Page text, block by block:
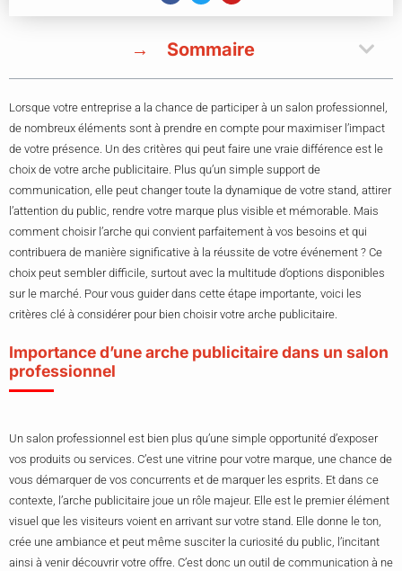
Sommaire
Lorsque votre entreprise a la chance de participer à un salon professionnel,
de nombreux éléments sont à prendre en compte pour maximiser l’impact
de votre présence. Un des critères qui peut faire une vraie différence est le
choix de votre arche publicitaire. Plus qu’un simple support de
communication, elle peut changer toute la dynamique de votre stand, attirer
l’attention du public, rendre votre marque plus visible et mémorable. Mais
comment choisir l’arche qui convient parfaitement à vos besoins et qui
contribuera de manière significative à la réussite de votre événement ? Ce
choix peut sembler difficile, surtout avec la multitude d’options disponibles
sur le marché. Pour vous guider dans cette étape importante, voici les
critères clé à considérer pour bien choisir votre arche publicitaire.
Importance d’une arche publicitaire dans un salon
professionnel
Un salon professionnel est bien plus qu’une simple opportunité d’exposer
vos produits ou services. C’est une vitrine pour votre marque, une chance de
vous démarquer de vos concurrents et de marquer les esprits. Et dans ce
contexte, l’arche publicitaire joue un rôle majeur. Elle est le premier élément
visuel que les visiteurs voient en arrivant sur votre stand. Elle donne le ton,
crée une ambiance et peut même susciter la curiosité du public, l’incitant
ainsi à venir découvrir votre offre. C’est donc un outil de communication à ne